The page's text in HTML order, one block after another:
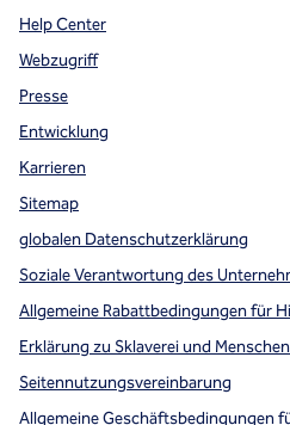
Help Center
Webzugriff
Presse
Entwicklung
Karrieren
Sitemap
globalen Datenschutzerklärung
Soziale Verantwortung des
Allgemeine Rabattbedingungen für
Erklärung zu Sklaverei und
Seitennutzungsvereinbarung
Allgemeine Geschäftsbedingungen